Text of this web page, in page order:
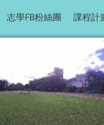
志學FB粉絲團 課程計